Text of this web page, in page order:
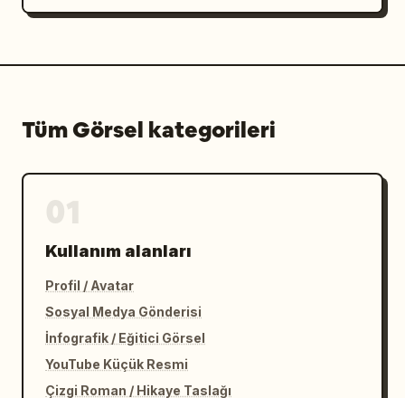
Tüm Görsel kategorileri
Kullanım alanları
Profil / Avatar
Sosyal Medya Gönderisi
İnfografik / Eğitici Görsel
YouTube Küçük Resmi
Çizgi Roman / Hikaye Taslağı